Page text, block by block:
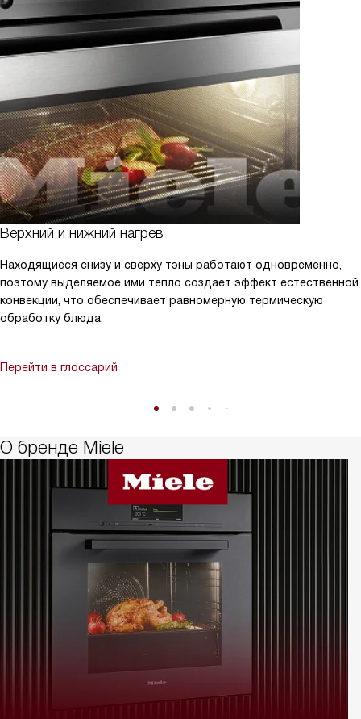
Верхний и нижний нагрев
Находящиеся снизу и сверху тэны работают одновременно,
поэтому выделяемое ими тепло создает эффект естественной
конвекции, что обеспечивает равномерную термическую
обработку блюда.
Перейти в глоссарий
О бренде Miele